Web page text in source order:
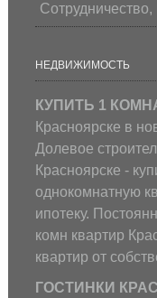
Сотрудничество,
НЕДВИЖИМОСТЬ
КУПИТЬ 1
Красноярске в
Долевое
Красноярске -
однокомнатную
ипотеку.
комн квартир
квартир от
ГОСТИНКИ